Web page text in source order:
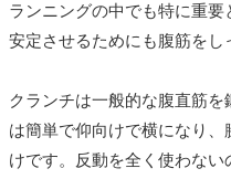
ランニングの中でも特に重
安定させるためにも腹筋をし
クランチは一般的な腹直筋
は簡単で仰向けで横になり
けです。反動を全く使わな